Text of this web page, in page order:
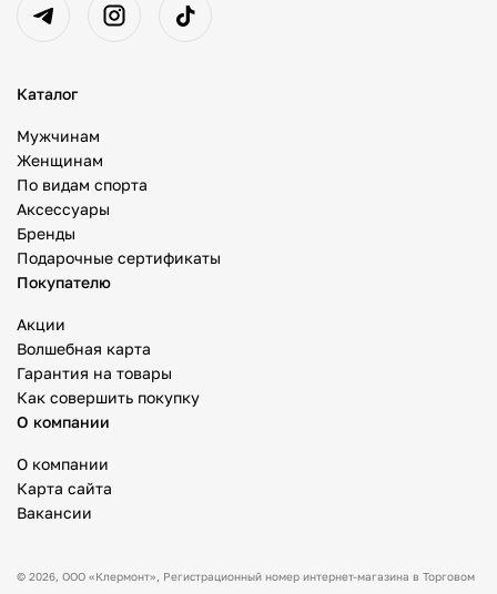
Каталог
Мужчинам
Женщинам
По видам спорта
Аксессуары
Бренды
Подарочные сертификаты
Покупателю
Акции
Волшебная карта
Гарантия на товары
Как совершить покупку
О компании
О компании
Карта сайта
Вакансии
© 2026, ООО «Клермонт» , Регистрационный номер интернет-магазина в Торговом